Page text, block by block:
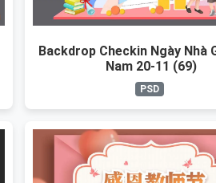
Backdrop Checkin Ngày Nhà
Nam 20-11 (69)
PSD